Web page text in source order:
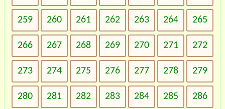
259 260 261 262 263 264 265
266 267 268 269 270 271 272
273 274 275 276 277 278 279
280 281 282 283 284 285 286